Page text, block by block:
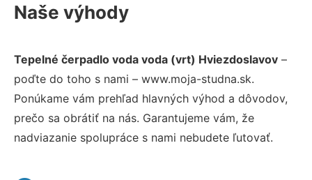
Naše výhody
Tepelné čerpadlo voda voda (vrt) Hviezdoslavov –
poďte do toho s nami – www.moja-studna.sk.
Ponúkame vám prehľad hlavných výhod a dôvodov,
prečo sa obrátiť na nás. Garantujeme vám, že
nadviazanie spolupráce s nami nebudete ľutovať.